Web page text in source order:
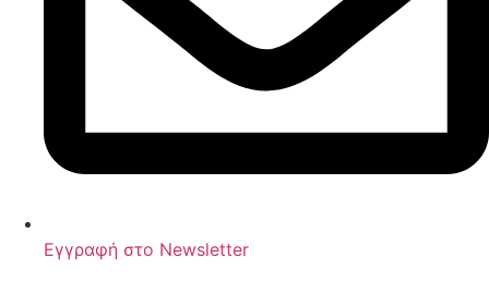
Εγγραφή στο Newsletter